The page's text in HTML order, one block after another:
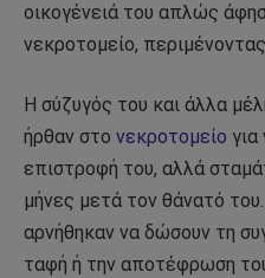
οικογένειά του απλώς
νεκροτομείο,
Η σύζυγός του και άλλα
ήρθαν στο νεκροτομείο
επιστροφή του, αλλά
μήνες μετά τον θάνατό
αρνήθηκαν να δώσουν τη
ταφή ή την αποτέφρωση